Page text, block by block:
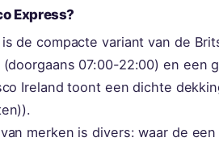
Express?
de compacte variant van de
07:00-22:00) en een
Ireland toont een dichte
merken is divers: waar de